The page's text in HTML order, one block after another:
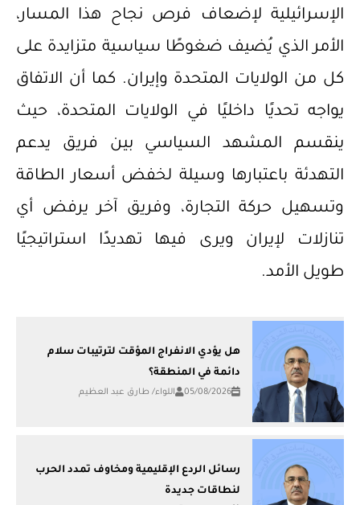
الإسرائيلية لإضعاف فرص نجاح هذا المسار،
الأمر الذي يُضيف ضغوطًا سياسية متزايدة على
كل من الولايات المتحدة وإيران. كما أن الاتفاق
يواجه تحديًا داخليًا في الولايات المتحدة، حيث
ينقسم المشهد السياسي بين فريق يدعم
التهدئة باعتبارها وسيلة لخفض أسعار الطاقة
وتسهيل حركة التجارة، وفريق آخر يرفض أي
تنازلات لإيران ويرى فيها تهديدًا استراتيجيًا
طويل الأمد.
هل يؤدي الانفراج المؤقت لترتيبات سلام
دائمة في المنطقة؟
05/08/2026 اللواء/ طارق عبد العظيم
رسائل الردع الإقليمية ومخاوف تمدد الحرب
لنطاقات جديدة